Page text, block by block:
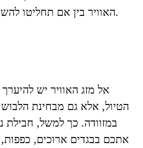
האוויר בין אם תחליטו להשאר באמסטרדם או לטוס לפריז.
אל מזג האוויר יש
הטיול, אלא גם מבחינת
במזוודה. כך למשל, חבילת
אתכם בבגדים ארוכים,